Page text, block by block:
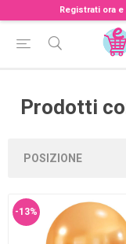
Registrati ora
Prodotti
-13%